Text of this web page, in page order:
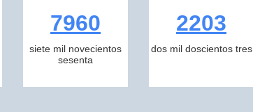
7960
siete mil novecientos
sesenta
2203
dos mil doscientos tres